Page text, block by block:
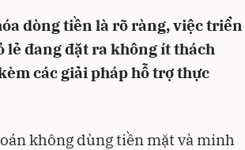
dòng tiền là rõ ràng, việc triển
đang đặt ra không ít thách
các giải pháp hỗ trợ thực
không dùng tiền mặt và minh